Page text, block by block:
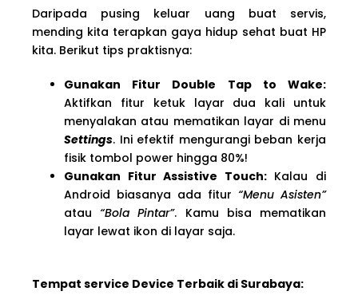
Daripada pusing keluar uang buat servis,
mending kita terapkan gaya hidup sehat buat HP
kita. Berikut tips praktisnya:
Gunakan Fitur Double Tap to Wake:
Aktifkan fitur ketuk layar dua kali untuk
menyalakan atau mematikan layar di menu
Settings. Ini efektif mengurangi beban kerja
fisik tombol power hingga 80%!
Gunakan Fitur Assistive Touch:Kalau di
Android biasanya ada fitur “Menu Asisten”
atau“Bola Pintar”. Kamu bisa mematikan
layar lewat ikon di layar saja.
Tempat service Device Terbaik di Surabaya: